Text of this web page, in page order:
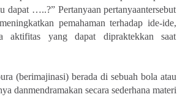
…..?” Pertanyaan pertanyaantersebut
pemahaman terhadap ide-ide,
aktifitas yang dapat dipraktekkan saat
(berimajinasi) berada di sebuah bola atau
danmendramakan secara sederhana materi